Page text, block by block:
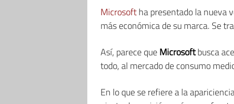
Microsoftha presentado la nueva
más económica de su marca. Se
Así, parece queMicrosoftbusca
todo, al mercado de consumo
En lo que se refiere a la